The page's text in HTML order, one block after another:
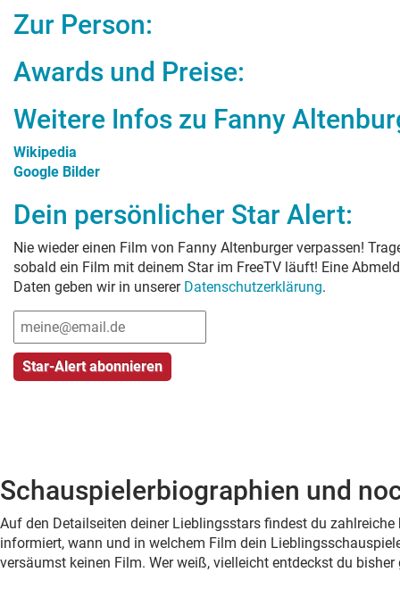
Zur Person:
Awards und Preise:
Weitere Infos zu Fanny
Wikipedia
Google Bilder
Dein persönlicher Star Alert:
Nie wieder einen Film von Fanny Altenburgerverpassen!
sobald ein Film mit deinem Star im FreeTV läuft! Eine
Daten geben wir in unserer Datenschutzerklärung.
Schauspielerbiographien und
Auf den Detailseiten deiner Lieblingsstars findest du
informiert, wann und in welchem Film dein
versäumst keinen Film. Wer weiß, vielleicht entdeckst du